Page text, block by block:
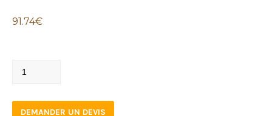
91.74€
840
50
DEMANDER UN DEVIS